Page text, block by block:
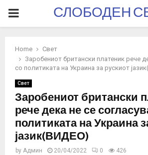
PRIMARYСЛОБОДЕН
Home
Свет
Заробениот британски платеник рече
со политиката на Украина за рускиот
Свет
Заробениот британски
рече дека не се
политиката на Украина
јазик(ВИДЕО)
by Админ 20/04/2022 0 426